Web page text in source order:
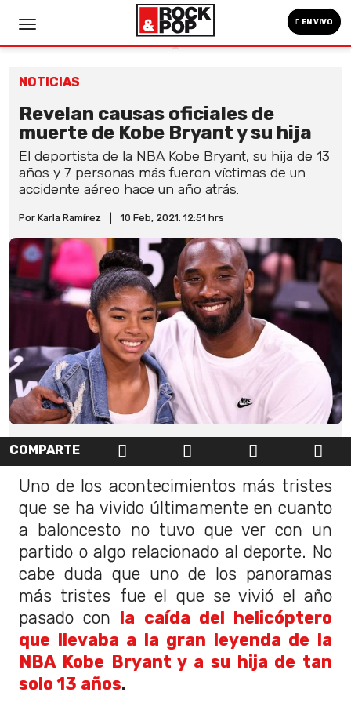
EN VIVO
NOTICIAS
Revelan causas oficiales de
muerte de Kobe Bryant y su hija
El deportista de la NBA Kobe Bryant, su hija de 13
años y 7 personas más fueron víctimas de un
accidente aéreo hace un año atrás.
Por Karla Ramírez 10 Feb, 2021. 12:51 hrs
COMPARTE
Uno de los acontecimientos más tristes
que se ha vivido últimamente en cuanto
a baloncesto no tuvo que ver con un
partido o algo relacionado al deporte. No
cabe duda que uno de los panoramas
más tristes fue el que se vivió el año
pasado con la caída del helicóptero
que llevaba a la gran leyenda de la
NBA Kobe Bryant y a su hija de tan
solo 13 años.